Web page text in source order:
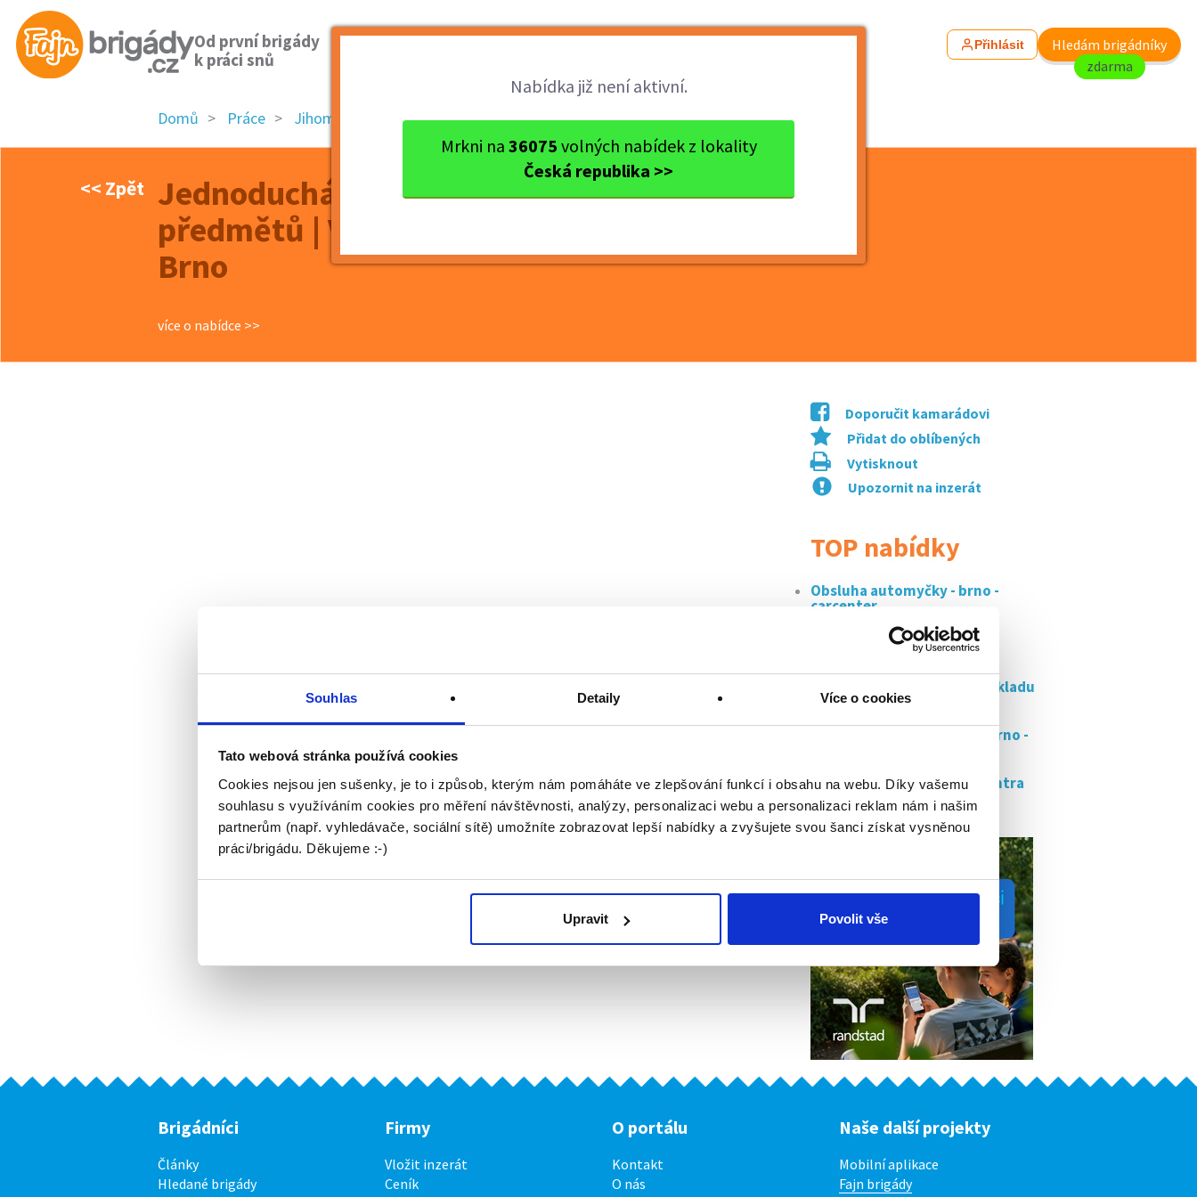
Souhlas Detaily Více o cookies
Tato webová stránka používá cookies
Cookies nejsou jen sušenky, je to i způsob, kterým nám pomáháte ve zlepšování funkcí i obsahu na webu. Díky vašemu
souhlasu s využíváním cookies pro měření návštěvnosti, analýzy, personalizaci webu a personalizaci reklam nám i našim
partnerům (např. vyhledávače, sociální sítě) umožníte zobrazovat lepší nabídky a zvyšujete svou šanci získat vysněnou
práci/brigádu. Děkujeme :-)
Upravit Povolit vše
Od první brigády
k práci snů
Přihlásit
Hledám brigádníky
zdarma
Nabídka již není aktivní.
Mrkni na 36075 volných nabídek z lokality
Česká republika >>
Domů Práce Jihomoravský kraj okres Brno Brno Jednoduchá práce ve výrobě ...
<< Zpět Jednoduchá práce ve výrobě dárkových
předmětů | Vhodné i pro absolventy |
Brno
více o nabídce >>
Doporučit kamarádovi
Přidat do oblíbených
Vytisknout
Upozornit na inzerát
TOP nabídky
Obsluha automyčky - brno -
carcenter
Specialista*ka zákaznické
podpory vodafone...
Pohodová, super práce ve skladu
s...
Skladník/skladnice s vzv - brno -
Pracovník distribučního centra
amazon
Brigádníci
Články
Hledané brigády
Firmy
Vložit inzerát
Ceník
O portálu
Kontakt
O nás
Naše další projekty
Mobilní aplikace
Fajn brigády